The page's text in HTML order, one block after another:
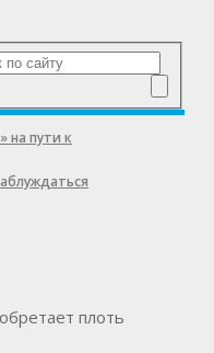
на пути к
плоть